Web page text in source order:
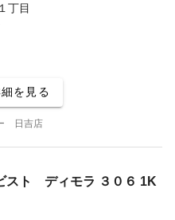
丁目
を見る
日吉店
スト ディモラ ３０６ 1K